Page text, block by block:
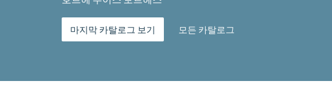
마지막 카탈로그 보기 모든 카탈로그